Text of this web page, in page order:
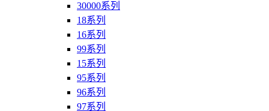
30000系列
18系列
16系列
99系列
15系列
95系列
96系列
97系列